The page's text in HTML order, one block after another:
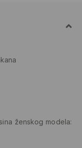
ženskog modela: